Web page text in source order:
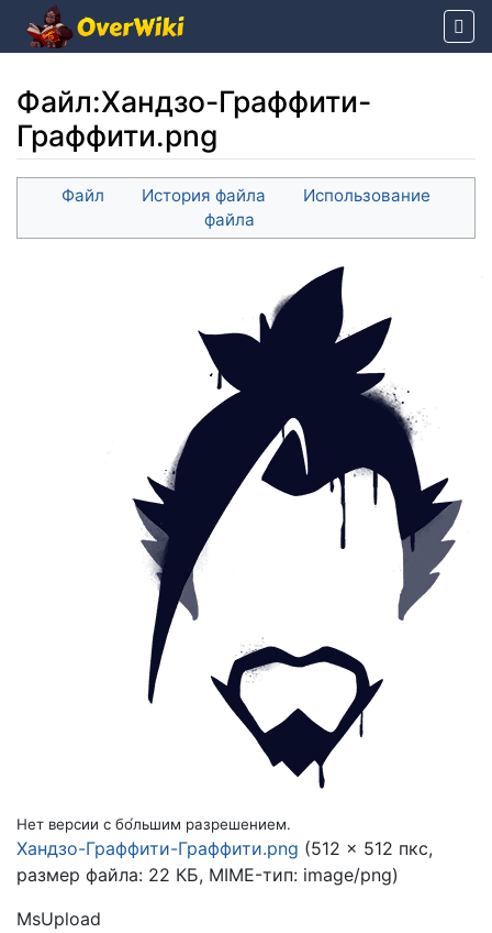
Файл:Хандзо-Граффити-
Граффити.png
Перейти к: навигация, поиск
Файл История файла
Использование
файла
Нет версии с бо́льшим разрешением.
Хандзо-Граффити-Граффити.png (512 × 512 пкс,
размер файла: 22 КБ, MIME-тип: image/png)
MsUpload